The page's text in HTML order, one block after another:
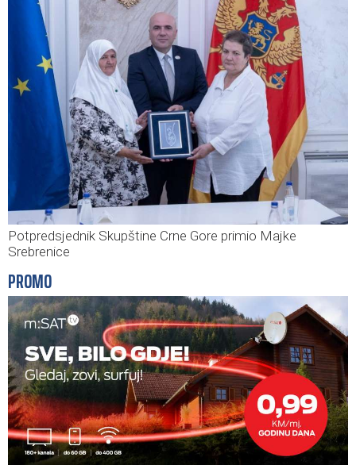
Potpredsjednik Skupštine Crne Gore primio Majke
Srebrenice
PROMO